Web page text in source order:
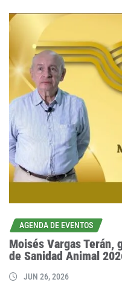
AGENDA DE EVENTOS
Moisés Vargas Terán,
de Sanidad Animal
JUN 26, 2026